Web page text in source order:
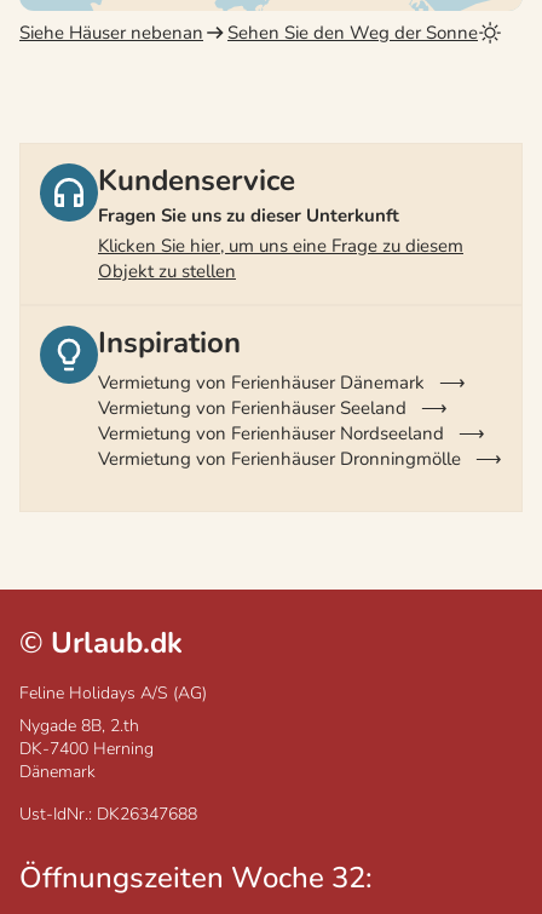
Siehe Häuser nebenan Sehen Sie den Weg der Sonne
Kundenservice
Fragen Sie uns zu dieser Unterkunft
Klicken Sie hier, um uns eine Frage zu diesem
Objekt zu stellen
Inspiration
Vermietung von Ferienhäuser Dänemark
Vermietung von Ferienhäuser Seeland
Vermietung von Ferienhäuser Nordseeland
Vermietung von Ferienhäuser Dronningmölle
© Urlaub.dk
Feline Holidays A/S (AG)
Nygade 8B, 2.th
DK-7400 Herning
Dänemark
Ust-IdNr.: DK26347688
Öffnungszeiten Woche 32: